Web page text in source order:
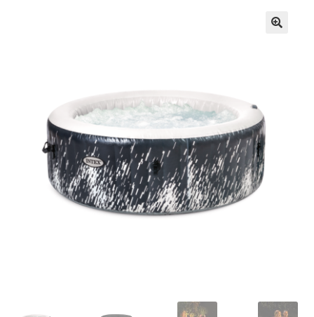
Рекламации и замена на производ
Сите производи
Услови за користење